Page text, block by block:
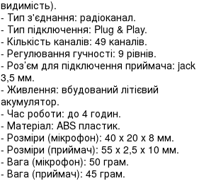
видимість).
- Тип з'єднання: радіоканал.
- Тип підключення: Plug & Play.
- Кількість каналів: 49 каналів.
- Регулювання гучності: 9 рівнів.
- Роз’єм для підключення приймача: jack
3,5 мм.
- Живлення: вбудований літієвий
акумулятор.
- Час роботи: до 4 годин.
- Матеріал: ABS пластик.
- Розміри (мікрофон): 40 х 20 х 8 мм.
- Розміри (приймач): 55 х 2,5 х 10 мм.
- Вага (мікрофон): 50 грам.
- Вага (приймач): 45 грам.